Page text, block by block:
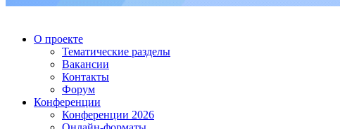
О проекте
Тематические разделы
Вакансии
Контакты
Форум
Конференции
Конференции 2026